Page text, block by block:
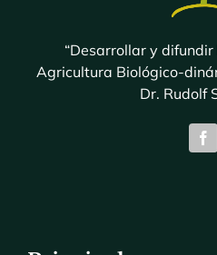
“Desarrollar y
Agricultura Biológico-
Dr. Rudolf